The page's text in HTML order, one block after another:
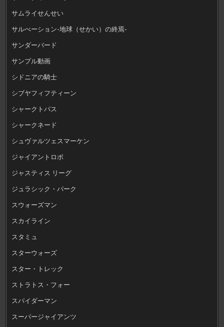
サムライせんせい
サルべーション-地球（せかい）の終焉-
サンダーバード
サンプル動画
シドニアの騎士
シブヤフィフティーン
シャークトパス
シャークネード
シュヴァルツェスマーケン
ジャイアントロボ
ジャスティス リーグ
ジュラシック・パーク
スウォーズマン
スカイライン
スタミュ
スターウォーズ
スター・トレック
ストラトス・フォー
スパイダーマン
スーパージャイアンツ